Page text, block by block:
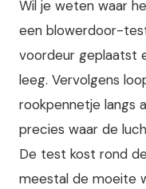
Wil je weten waar
een blowerdoor-
voordeur geplaatst
leeg. Vervolgens
rookpennetje langs
precies waar de
De test kost rond
meestal de moeite